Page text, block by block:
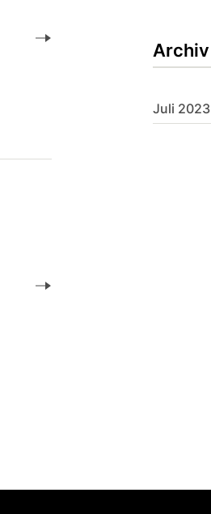
Archiv
Juli 2023